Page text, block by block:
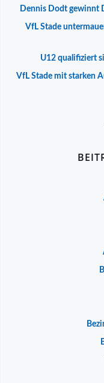
Dennis Dodt gewinnt
VfL Stade
U12 qualifiziert
VfL Stade mit starken